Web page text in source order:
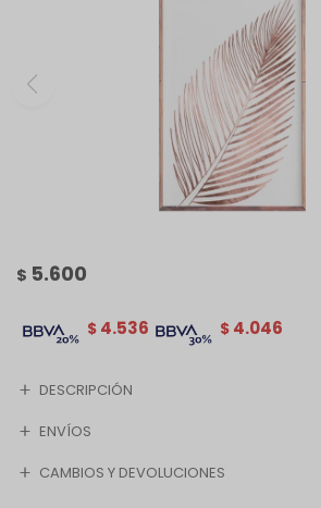
$ 5.600
$ 4.046
$ 4.536
DESCRIPCIÓN
ENVÍOS
CAMBIOS Y DEVOLUCIONES